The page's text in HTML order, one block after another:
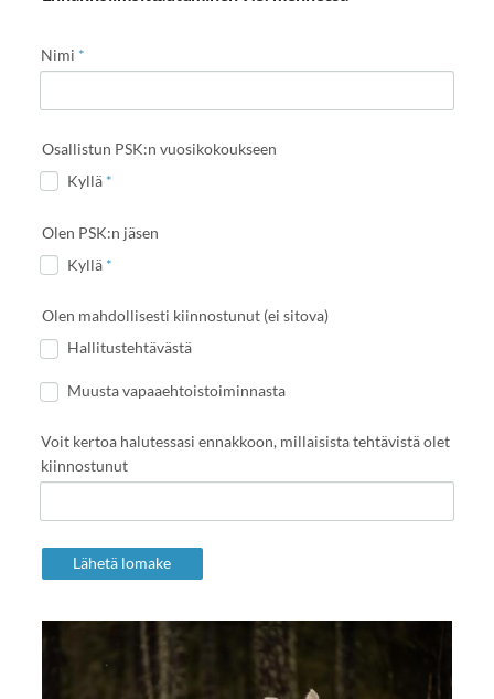
Nimi *
Osallistun PSK:n vuosikokoukseen
Kyllä*
Olen PSK:n jäsen
Kyllä*
Olen mahdollisesti kiinnostunut (ei sitova)
Hallitustehtävästä
Muusta vapaaehtoistoiminnasta
Voit kertoa halutessasi ennakkoon, millaisista tehtävistä olet
kiinnostunut
Lähetä lomake